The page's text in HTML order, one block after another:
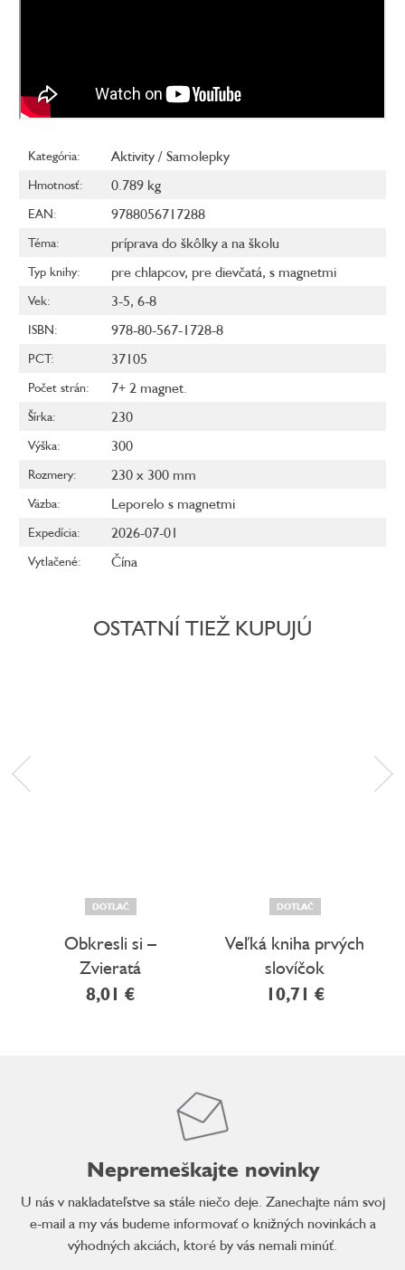
Kategória: Aktivity / Samolepky
Hmotnosť: 0.789 kg
EAN: 9788056717288
Téma: príprava do škôlky a na školu
Typ knihy: pre chlapcov, pre dievčatá, s magnetmi
Vek: 3-5, 6-8
ISBN: 978-80-567-1728-8
PCT: 37105
Počet strán: 7+ 2 magnet.
Šírka: 230
Výška: 300
Rozmery: 230 x 300 mm
Väzba: Leporelo s magnetmi
Expedícia: 2026-07-01
Vytlačené: Čína
OSTATNÍ TIEŽ KUPUJÚ
DOTLAČ
Obkresli si –
Zvieratá
8,01 €
DOTLAČ
Veľká kniha prvých
slovíčok
10,71 €
Nepremeškajte novinky
U nás v nakladateľstve sa stále niečo deje. Zanechajte nám svoj
e-mail a my vás budeme informovať o knižných novinkách a
výhodných akciách, ktoré by vás nemali minúť.